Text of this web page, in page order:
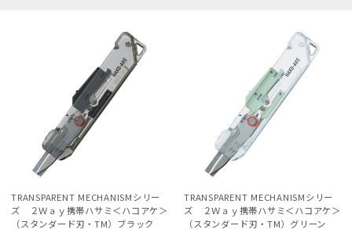
TRANSPARENT MECHANISMシリー
ズ ２Ｗａｙ携帯ハサミ＜ハコアケ＞
（スタンダード刃・TM）ブラック
TRANSPARENT MECHANISMシリー
ズ ２Ｗａｙ携帯ハサミ＜ハコアケ＞
（スタンダード刃・TM）グリーン